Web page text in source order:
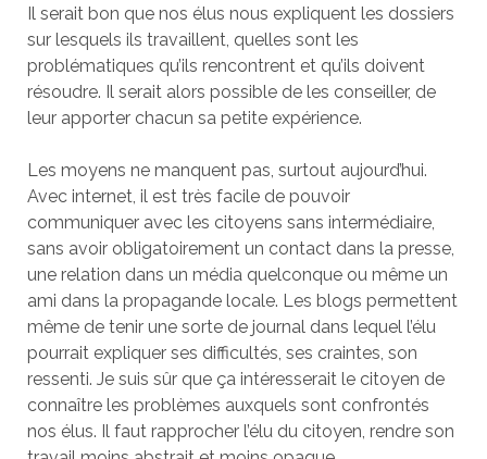
Il serait bon que nos élus nous expliquent les dossiers
sur lesquels ils travaillent, quelles sont les
problématiques qu’ils rencontrent et qu’ils doivent
résoudre. Il serait alors possible de les conseiller, de
leur apporter chacun sa petite expérience.
Les moyens ne manquent pas, surtout aujourd’hui.
Avec internet, il est très facile de pouvoir
communiquer avec les citoyens sans intermédiaire,
sans avoir obligatoirement un contact dans la presse,
une relation dans un média quelconque ou même un
ami dans la propagande locale. Les blogs permettent
même de tenir une sorte de journal dans lequel l’élu
pourrait expliquer ses difficultés, ses craintes, son
ressenti. Je suis sûr que ça intéresserait le citoyen de
connaître les problèmes auxquels sont confrontés
nos élus. Il faut rapprocher l’élu du citoyen, rendre son